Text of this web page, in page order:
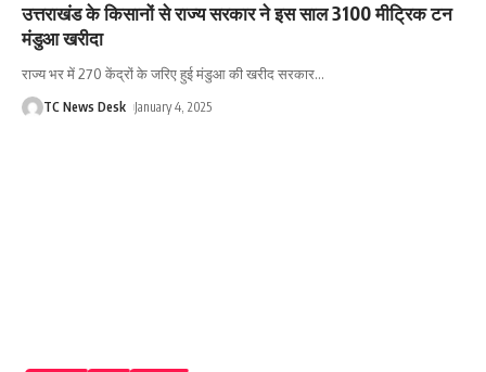
उत्तराखंड के किसानों से राज्य सरकार ने इस साल 3100 मीट्रिक टन
मंडुआ खरीदा
राज्य भर में 270 केंद्रों के जरिए हुई मंडुआ की खरीद सरकार…
TC News Desk January 4, 2025